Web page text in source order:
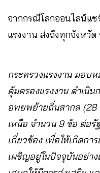
จากกรณีโลกออนไลน์แช
แรงงาน ส่งถึงทุกจังหวัด
กระทรวงแรงงาน มอบ
คุ้มครองแรงงาน ดําเนิน
อพยพย้ายถิ่นสากล (28
เหนือ จํานวน 9 ข้อ ต่อ
เกี่ยวข้อง เพื่อให้เกิดก
เผชิญอยู่ในปัจจุบันอย่าง